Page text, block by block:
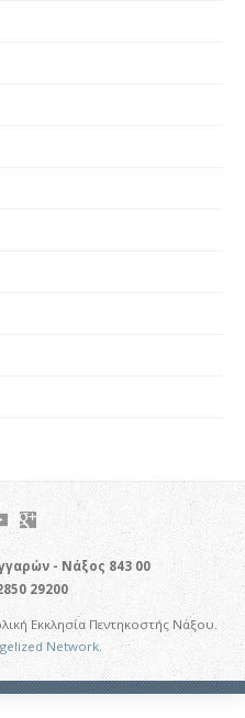
- Νάξος 843 00
29200
Εκκλησία Πεντηκοστής Νάξου.
Network.